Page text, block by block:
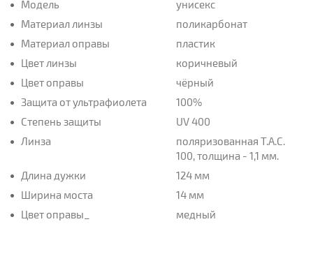
Модель
унисекс
Материал линзы
поликарбонат
Материал оправы
пластик
Цвет линзы
коричневый
Цвет оправы
чёрный
Защита от ультрафиолета
100%
Степень защиты
UV 400
Линза
поляризованная T.A.C.
100, толщина - 1,1 мм.
Длина дужки
124 мм
Ширина моста
14 мм
Цвет оправы_
медный